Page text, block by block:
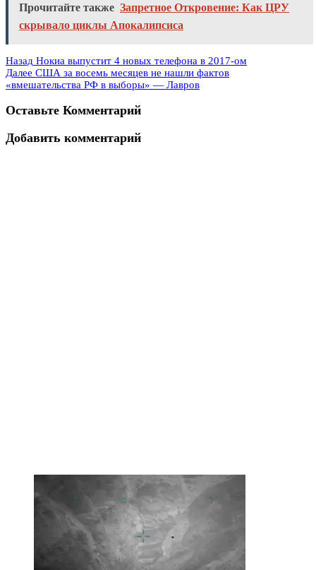
Прочитайте также Запретное Откровение: Как ЦРУ
скрывало циклы Апокалипсиса
Назад Нокиа выпустит 4 новых телефона в 2017-ом
Далее США за восемь месяцев не нашли фактов
«вмешательства РФ в выборы» — Лавров
Оставьте Комментарий
Добавить комментарий